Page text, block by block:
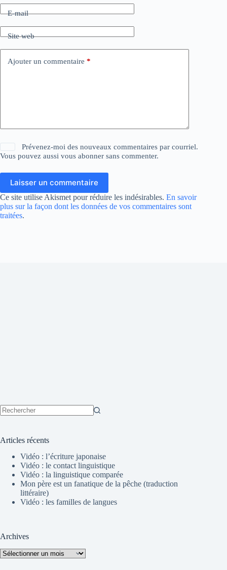
E-mail
Site web
Ajouter un commentaire *
Prévenez-moi des nouveaux commentaires par courriel.
Vous pouvez aussi vous abonner sans commenter.
Laisser un commentaire
Ce site utilise Akismet pour réduire les indésirables. En savoir
plus sur la façon dont les données de vos commentaires sont
traitées.
Articles récents
Vidéo : l’écriture japonaise
Vidéo : le contact linguistique
Vidéo : la linguistique comparée
Mon père est un fanatique de la pêche (traduction
littéraire)
Vidéo : les familles de langues
Archives
Archives